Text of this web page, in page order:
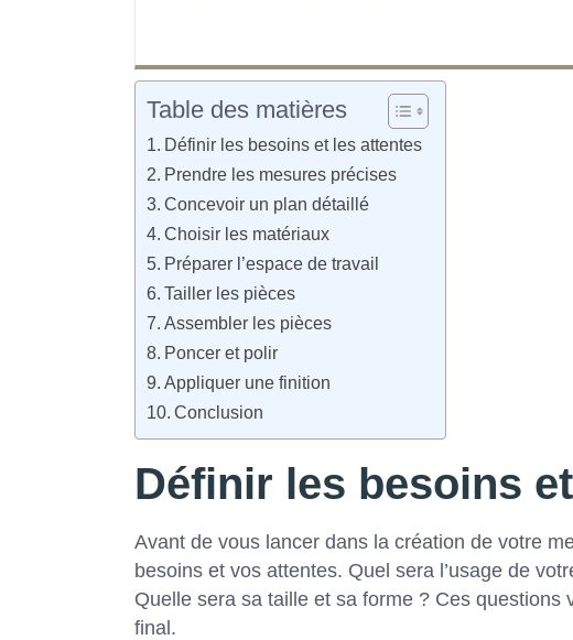
Table des matières
Définir les besoins et les attentes
Prendre les mesures précises
Concevoir un plan détaillé
Choisir les matériaux
Préparer l’espace de travail
Tailler les pièces
Assembler les pièces
Poncer et polir
Appliquer une finition
Conclusion
Définir les besoins
Avant de vous lancer dans la création de votre
besoins et vos attentes. Quel sera l’usage de
Quelle sera sa taille et sa forme ? Ces
final.